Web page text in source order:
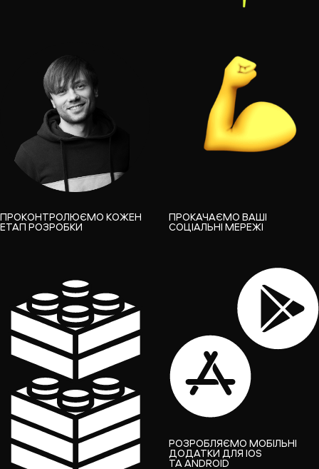
ПРОКАЧАЄМО ВАШІ
СОЦІАЛЬНІ МЕРЕЖІ
ПРОКОНТРОЛЮЄМО КОЖЕН
ЕТАП РОЗРОБКИ
РОЗРОБЛЯЄМО МОБІЛЬНІ
ДОДАТКИ ДЛЯ IOS
ТА ANDROID